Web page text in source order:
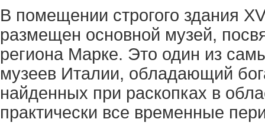
В помещении строгого здания
размещен основной музей,
региона Марке. Это один из
музеев Италии, обладающий
найденных при раскопках в
практически все временные